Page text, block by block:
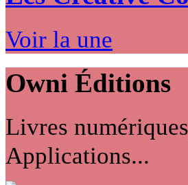
Voir la une
Owni Éditions
Livres
Applications...